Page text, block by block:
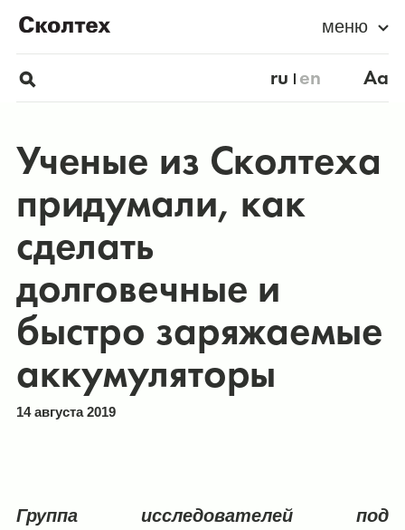
меню
ru en Aa
Ученые из Сколтеха
придумали, как
сделать
долговечные и
быстро заряжаемые
аккумуляторы
14 августа 2019
Группа исследователей под